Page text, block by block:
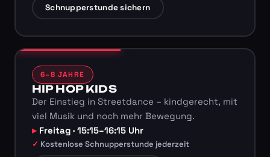
Schnupperstunde sichern
6–8 JAHRE
HIP HOP KIDS
Der Einstieg in Streetdance – kindgerecht, mit
viel Musik und noch mehr Bewegung.
Freitag · 15:15–16:15 Uhr
Kostenlose Schnupperstunde jederzeit